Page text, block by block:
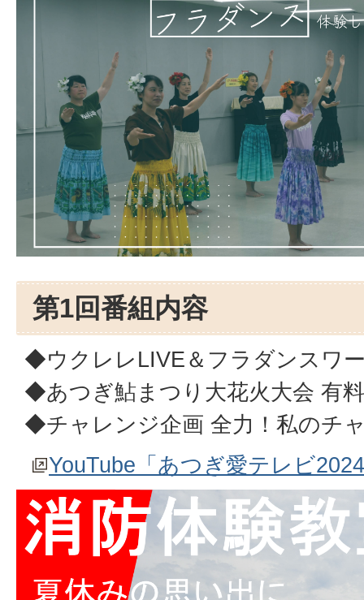
第1回番組内容
◆ウクレレLIVE＆フラダンスワ
◆あつぎ鮎まつり大花火大会 有
◆チャレンジ企画 全力！私のチ
YouTube「あつぎ愛テレビ